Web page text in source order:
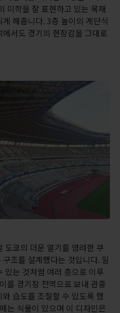
미학을 잘 표현하고 있는 목재
해줍니다. 3층 높이의 계단식
서도 경기의 현장감을 그대로
도쿄의 더운 열기를 염려한 쿠
조를 설계했다는 것입니다. 일
있는 것처럼 여러 층으로 이루
를 경기장 전역으로 보내 관중
습도를 조절할 수 있도록 했
는 식물이 있으며 이 디자인은